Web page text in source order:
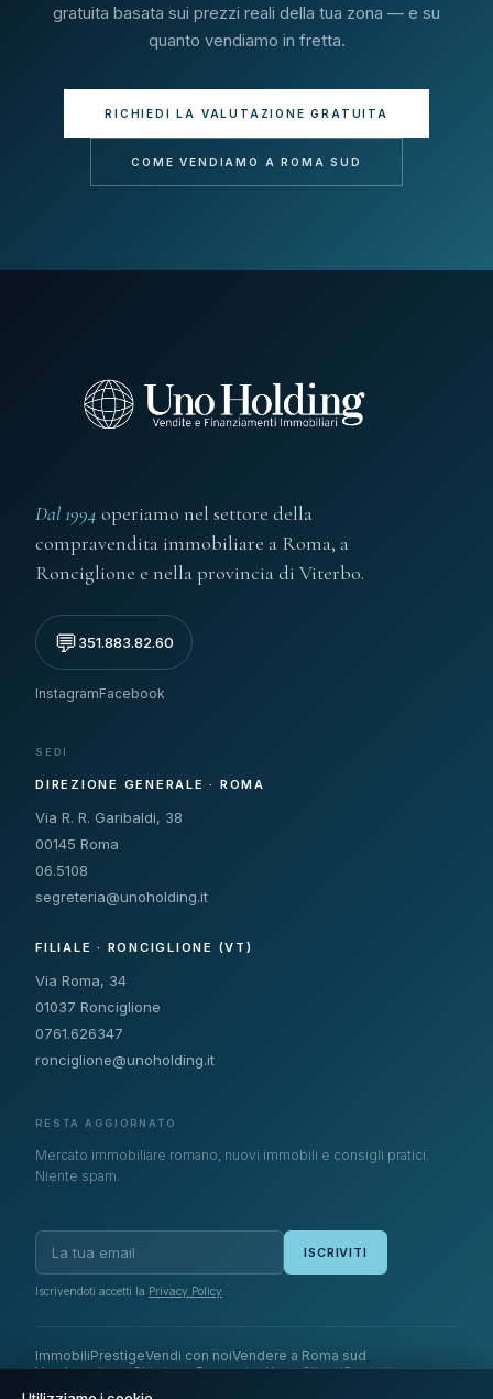
gratuita basata sui prezzi reali della tua zona — e su
quanto vendiamo in fretta.
RICHIEDI LA VALUTAZIONE GRATUITA
COME VENDIAMO A ROMA SUD
Dal 1994 operiamo nel settore della
compravendita immobiliare a Roma, a
Ronciglione e nella provincia di Viterbo.
💬351.883.82.60
InstagramFacebook
SEDI
DIREZIONE GENERALE · ROMA
Via R. R. Garibaldi, 38
00145 Roma
06.5108
segreteria@unoholding.it
FILIALE · RONCIGLIONE (VT)
Via Roma, 34
01037 Ronciglione
0761.626347
ronciglione@unoholding.it
RESTA AGGIORNATO
Mercato immobiliare romano, nuovi immobili e consigli pratici.
Niente spam.
ISCRIVITI
Iscrivendoti accetti la Privacy Policy
ImmobiliPrestigeVendi con noiVendere a Roma sud
Venduto da noiChi siamoRecensioniArea ClientiContatti